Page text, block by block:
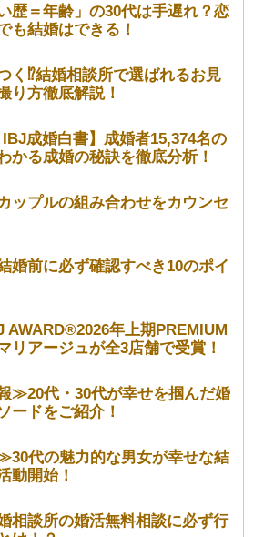
歴＝年齢」の30代は手遅れ？恋
も結婚はできる！
く⁉結婚相談所で選ばれるお見
り方徹底解説！
IBJ成婚白書】成婚者15,374名の
かる成婚の秘訣を徹底分析！
ップルの組み合わせをカウンセ
婚前に必ず確認すべき10のポイ
AWARD®2026年上期PREMIUM
リアージュが全3店舗で受賞！
≫20代・30代が幸せを掴んだ婚
ードをご紹介！
代の魅力的な男女が幸せな結
動開始！
相談所の婚活無料相談に必ず行